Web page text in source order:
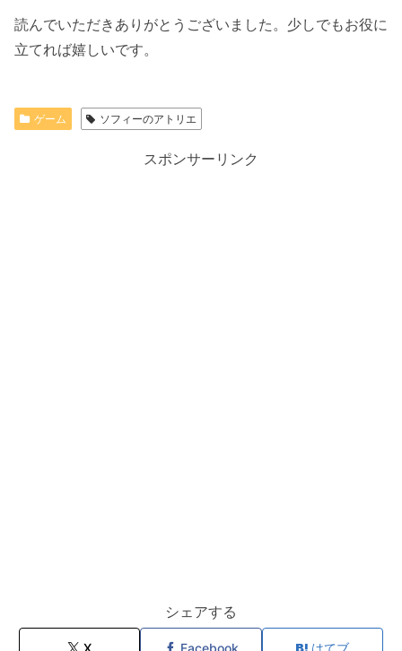
読んでいただきありがとうございました。少しでもお役に
立てれば嬉しいです。
ゲーム ソフィーのアトリエ
スポンサーリンク
シェアする